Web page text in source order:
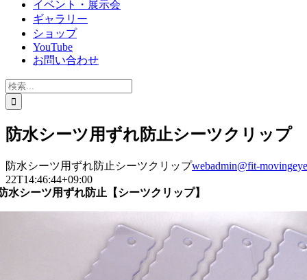
イベント・展示会
ギャラリー
ショップ
YouTube
お問い合わせ
検
索
…
防水シーツ用ずれ防止シーツクリップ
防水シーツ用ずれ防止シーツクリップwebadmin@fit-
22T14:46:44+09:00
水シーツ用ずれ防止【シーツクリップ】